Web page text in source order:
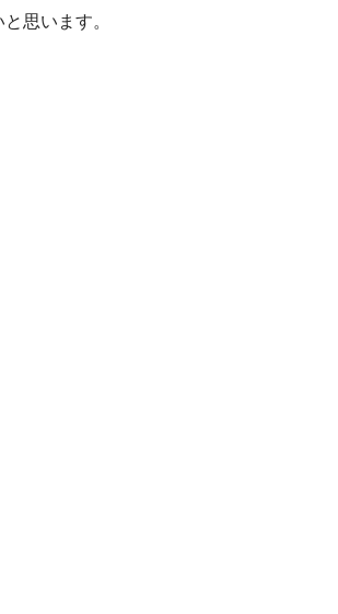
思います。